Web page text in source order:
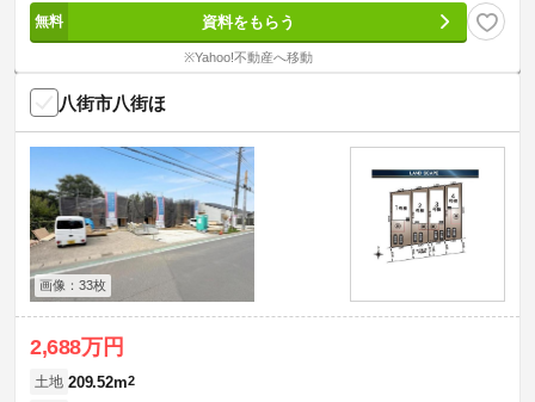
資料をもらう
※Yahoo!不動産へ移動
八街市八街ほ
画像：33枚
2,688万円
土地 209.52m2